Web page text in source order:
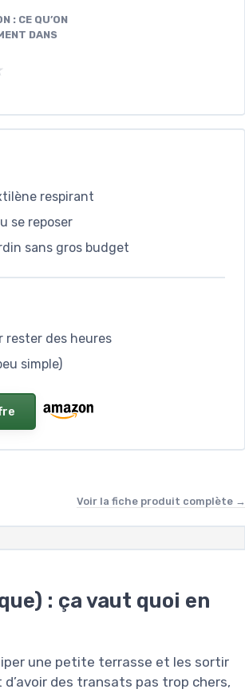
: CE QU’ON
DANS
respirant
se reposer
sans gros budget
rester des heures
simple)
Voir la fiche produit complète →
: ça vaut quoi en
une petite terrasse et les sortir
d’avoir des transats pas trop chers,